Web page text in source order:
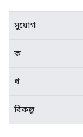
সুযোগ
ক
খ
বিকল্প